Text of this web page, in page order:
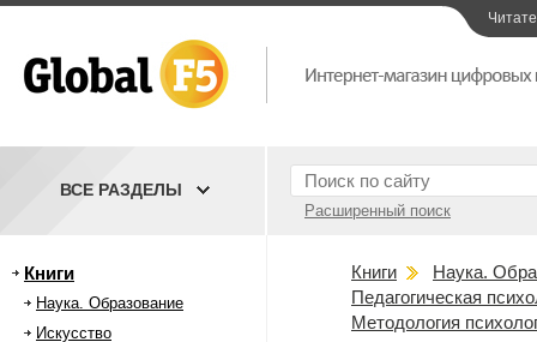
Расширенный поиск
ВСЕ РАЗДЕЛЫ
Книги
Наука. Образование
Искусство
Книги
Наука.
Педагогическая
Методология